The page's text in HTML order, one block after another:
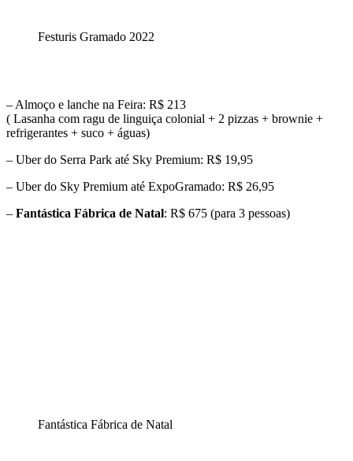
Festuris Gramado 2022
– Almoço e lanche na Feira: R$ 213
( Lasanha com ragu de linguiça colonial + 2 pizzas + brownie +
refrigerantes + suco + águas)
– Uber do Serra Park até Sky Premium: R$ 19,95
– Uber do Sky Premium até ExpoGramado: R$ 26,95
– Fantástica Fábrica de Natal: R$ 675 (para 3 pessoas)
Fantástica Fábrica de Natal